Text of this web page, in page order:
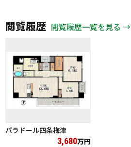
閲覧履歴 閲覧履歴一覧を見る →
パラドール四条梅津
3,680万円